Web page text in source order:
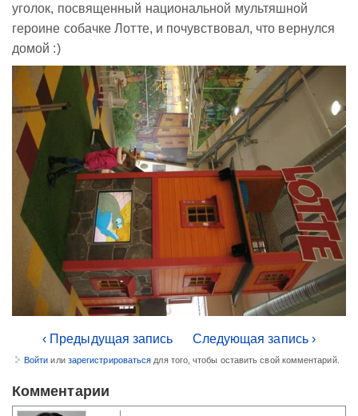
уголок, посвященный национальной мультяшной
героине собачке Лотте, и почувствовал, что вернулся
домой :)
‹ Предыдущая запись Следующая запись ›
Войти или зарегистрироваться для того, чтобы оставить свой комментарий.
Комментарии